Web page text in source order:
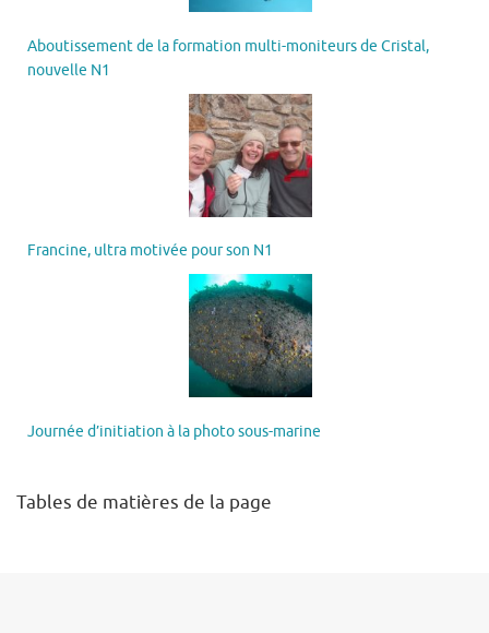
Aboutissement de la formation multi-moniteurs de Cristal,
nouvelle N1
Francine, ultra motivée pour son N1
Journée d’initiation à la photo sous-marine
Tables de matières de la page